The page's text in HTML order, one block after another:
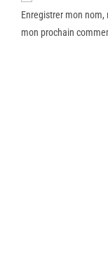
Enregistrer mon
mon prochain